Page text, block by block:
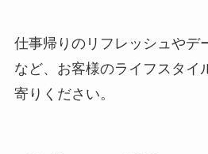
仕事帰りのリフレッシュやデ
など、お客様のライフスタイ
寄りください。